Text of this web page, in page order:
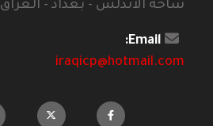
ساحة الاندلس - بغداد - العراق
Email:
iraqicp@hotmail.com